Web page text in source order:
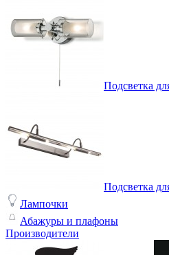
Подсветка
Подсветка
Лампочки
Абажуры и плафоны
Производители